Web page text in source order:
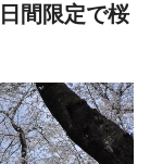
間限定で桜